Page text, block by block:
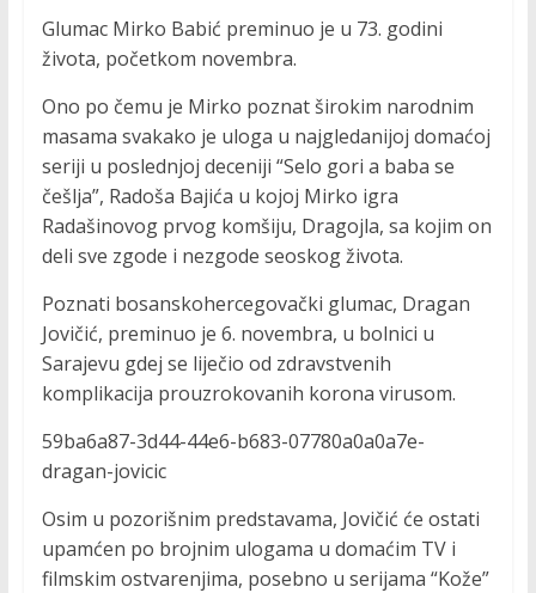
Glumac Mirko Babić preminuo je u 73. godini
života, početkom novembra.
Ono po čemu je Mirko poznat širokim narodnim
masama svakako je uloga u najgledanijoj domaćoj
seriji u poslednjoj deceniji “Selo gori a baba se
češlja”, Radoša Bajića u kojoj Mirko igra
Radašinovog prvog komšiju, Dragojla, sa kojim on
deli sve zgode i nezgode seoskog života.
Poznati bosanskohercegovački glumac, Dragan
Jovičić, preminuo je 6. novembra, u bolnici u
Sarajevu gdej se liječio od zdravstvenih
komplikacija prouzrokovanih korona virusom.
59ba6a87-3d44-44e6-b683-07780a0a0a7e-
dragan-jovicic
Osim u pozorišnim predstavama, Jovičić će ostati
upamćen po brojnim ulogama u domaćim TV i
filmskim ostvarenjima, posebno u serijama “Kože”